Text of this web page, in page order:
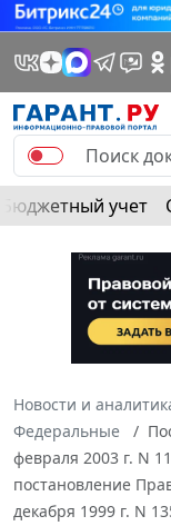
Бюджетный учет
Новости и
Федеральные
февраля 2003 г. N
постановление
декабря 1999 г. N